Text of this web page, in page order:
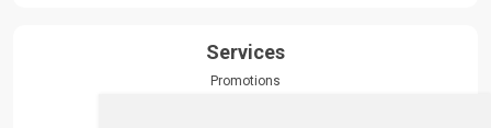
Services
Promotions